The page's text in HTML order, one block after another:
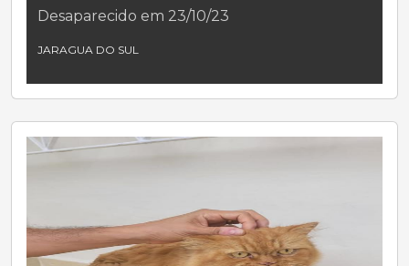
Desaparecido em 23/10/23
JARAGUA DO SUL